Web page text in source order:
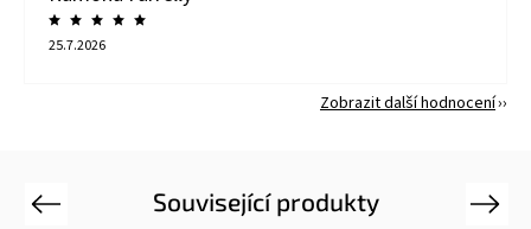
25.7.2026
Zobrazit další hodnocení
Související produkty
Previous Next